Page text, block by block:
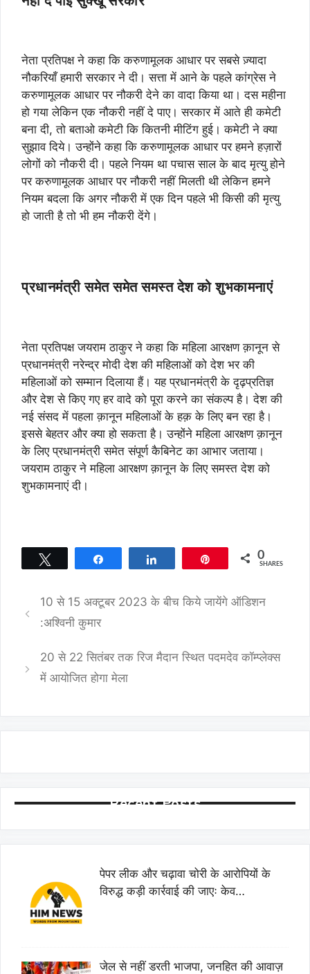
नेता प्रतिपक्ष ने कहा कि करुणामूलक आधार पर सबसे ज़्यादा
नौकरियाँ हमारी सरकार ने दी। सत्ता में आने के पहले कांग्रेस ने
करुणामूलक आधार पर नौकरी देने का वादा किया था। दस महीना
हो गया लेकिन एक नौकरी नहीं दे पाए। सरकार में आते ही कमेटी
बना दी, तो बताओ कमेटी कि कितनी मीटिंग हुई। कमेटी ने क्या
सुझाव दिये। उन्होंने कहा कि करुणामूलक आधार पर हमने हज़ारों
लोगों को नौकरी दी। पहले नियम था पचास साल के बाद मृत्यु होने
पर करुणामूलक आधार पर नौकरी नहीं मिलती थी लेकिन हमने
नियम बदला कि अगर नौकरी में एक दिन पहले भी किसी की मृत्यु
हो जाती है तो भी हम नौकरी देंगे।
प्रधानमंत्री समेत समेत समस्त देश को शुभकामनाएं
नेता प्रतिपक्ष जयराम ठाकुर ने कहा कि महिला आरक्षण क़ानून से
प्रधानमंत्री नरेन्द्र मोदी देश की महिलाओं को देश भर की
महिलाओं को सम्मान दिलाया हैं। यह प्रधानमंत्री के दृढ़प्रतिज्ञ
और देश से किए गए हर वादे को पूरा करने का संकल्प है। देश की
नई संसद में पहला क़ानून महिलाओं के हक़ के लिए बन रहा है।
इससे बेहतर और क्या हो सकता है। उन्होंने महिला आरक्षण क़ानून
के लिए प्रधानमंत्री समेत संपूर्ण कैबिनेट का आभार जताया।
जयराम ठाकुर ने महिला आरक्षण क़ानून के लिए समस्त देश को
शुभकामनाएं दी।
0
SHARES
10 से 15 अक्टूबर 2023 के बीच किये जायेंगे ऑडिशन
:अश्विनी कुमार
20 से 22 सितंबर तक रिज मैदान स्थित पदमदेव कॉम्प्लेक्स
में आयोजित होगा मेला
Recent Posts
पेपर लीक और चढ़ावा चोरी के आरोपियों के
विरुद्ध कड़ी कार्रवाई की जाएः केव…
जेल से नहीं डरती भाजपा, जनहित की आवाज़